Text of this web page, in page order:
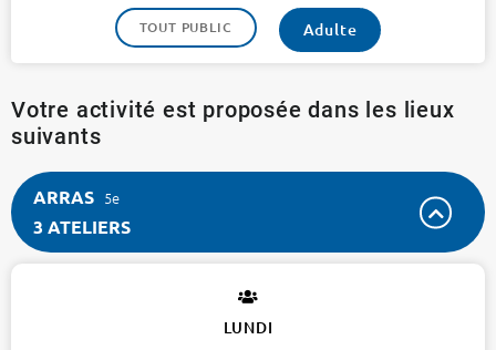
TOUT PUBLIC Adulte
Votre activité est proposée dans les lieux
suivants
ARRAS 5e
3 ATELIERS
LUNDI